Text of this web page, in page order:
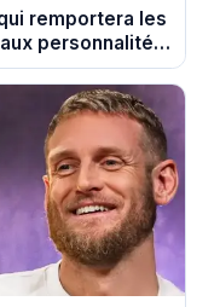
remportera les
personnalités